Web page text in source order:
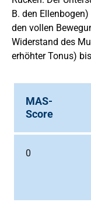
B. den
den vollen
Widerstand des
erhöhter Tonus)
MAS-
Score
0